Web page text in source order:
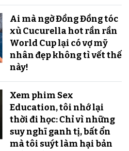
Ai mà ngờ Đồng Đồng tóc
xù Cucurella hot rần rần
World Cup lại có vợ mỹ
nhân đẹp không tì vết thế
này!
Xem phim Sex
Education, tôi nhớ lại
thời đi học: Chỉ vì những
suy nghĩ ganh tị, bất ổn
mà tôi suýt làm hại bản